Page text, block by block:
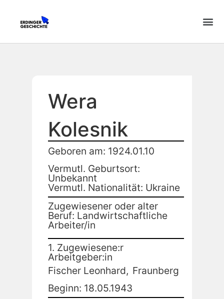
Wera
Kolesnik
Geboren am: 1924.01.10
Vermutl. Geburtsort:
Unbekannt
Vermutl. Nationalität: Ukraine
Zugewiesener oder alter
Beruf: Landwirtschaftliche
Arbeiter/in
1. Zugewiesene:r
Arbeitgeber:in
Fischer Leonhard, Fraunberg
Beginn: 18.05.1943